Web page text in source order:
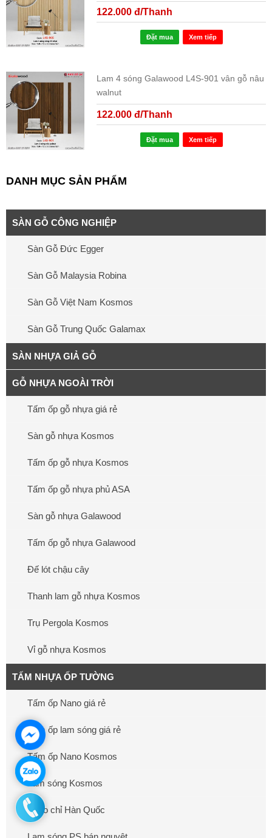
122.000 đ/Thanh
Đặt mua Xem tiếp
Lam 4 sóng Galawood L4S-901 vân gỗ nâu
walnut
122.000 đ/Thanh
Đặt mua Xem tiếp
DANH MỤC SẢN PHẨM
SÀN GỖ CÔNG NGHIỆP
Sàn Gỗ Đức Egger
Sàn Gỗ Malaysia Robina
Sàn Gỗ Việt Nam Kosmos
Sàn Gỗ Trung Quốc Galamax
SÀN NHỰA GIẢ GỖ
GỖ NHỰA NGOÀI TRỜI
Tấm ốp gỗ nhựa giá rẻ
Sàn gỗ nhựa Kosmos
Tấm ốp gỗ nhựa Kosmos
Tấm ốp gỗ nhựa phủ ASA
Sàn gỗ nhựa Galawood
Tấm ốp gỗ nhựa Galawood
Đế lót chậu cây
Thanh lam gỗ nhựa Kosmos
Trụ Pergola Kosmos
Vỉ gỗ nhựa Kosmos
TẤM NHỰA ỐP TƯỜNG
Tấm ốp Nano giá rẻ
Tấm ốp lam sóng giá rẻ
Tấm ốp Nano Kosmos
Lam sóng Kosmos
Phào chỉ Hàn Quốc